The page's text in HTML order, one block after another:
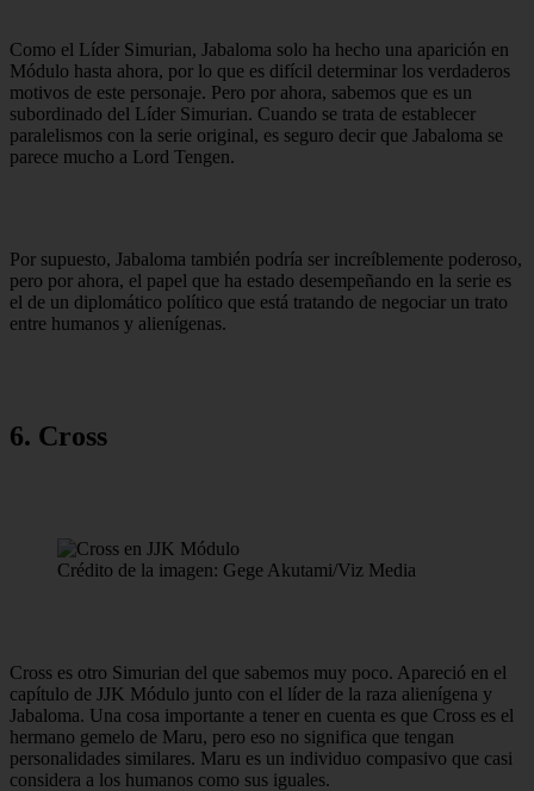
Como el Líder Simurian, Jabaloma solo ha hecho una aparición en
Módulo hasta ahora, por lo que es difícil determinar los verdaderos
motivos de este personaje. Pero por ahora, sabemos que es un
subordinado del Líder Simurian. Cuando se trata de establecer
paralelismos con la serie original, es seguro decir que Jabaloma se
parece mucho a Lord Tengen.
Por supuesto, Jabaloma también podría ser increíblemente poderoso,
pero por ahora, el papel que ha estado desempeñando en la serie es
el de un diplomático político que está tratando de negociar un trato
entre humanos y alienígenas.
6. Cross
Crédito de la imagen: Gege Akutami/Viz Media
Cross es otro Simurian del que sabemos muy poco. Apareció en el
capítulo de JJK Módulo junto con el líder de la raza alienígena y
Jabaloma. Una cosa importante a tener en cuenta es que Cross es el
hermano gemelo de Maru, pero eso no significa que tengan
personalidades similares. Maru es un individuo compasivo que casi
considera a los humanos como sus iguales.